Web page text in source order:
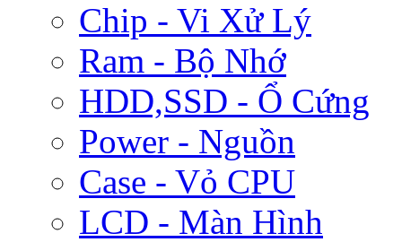
Chip - Vi Xử Lý
Ram - Bộ Nhớ
HDD,SSD - Ổ Cứng
Power - Nguồn
Case - Vỏ CPU
LCD - Màn Hình